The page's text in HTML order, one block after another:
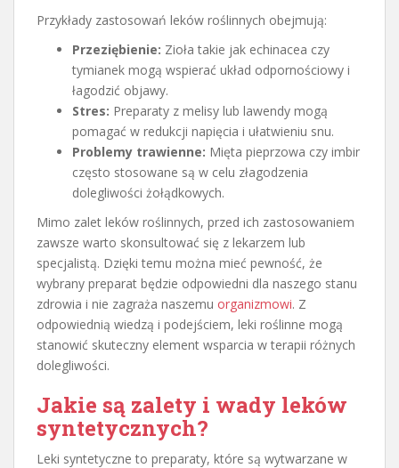
Przykłady zastosowań leków roślinnych obejmują:
Przeziębienie: Zioła takie jak echinacea czy
tymianek mogą wspierać układ odpornościowy i
łagodzić objawy.
Stres: Preparaty z melisy lub lawendy mogą
pomagać w redukcji napięcia i ułatwieniu snu.
Problemy trawienne: Mięta pieprzowa czy imbir
często stosowane są w celu złagodzenia
dolegliwości żołądkowych.
Mimo zalet leków roślinnych, przed ich zastosowaniem
zawsze warto skonsultować się z lekarzem lub
specjalistą. Dzięki temu można mieć pewność, że
wybrany preparat będzie odpowiedni dla naszego stanu
zdrowia i nie zagraża naszemu organizmowi. Z
odpowiednią wiedzą i podejściem, leki roślinne mogą
stanowić skuteczny element wsparcia w terapii różnych
dolegliwości.
Jakie są zalety i wady leków
syntetycznych?
Leki syntetyczne to preparaty, które są wytwarzane w